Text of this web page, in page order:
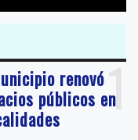
1
renovó
públicos en